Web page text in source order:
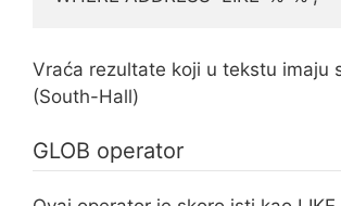
Vraća rezultate koji u tekstu imaju
(South-Hall)
GLOB operator